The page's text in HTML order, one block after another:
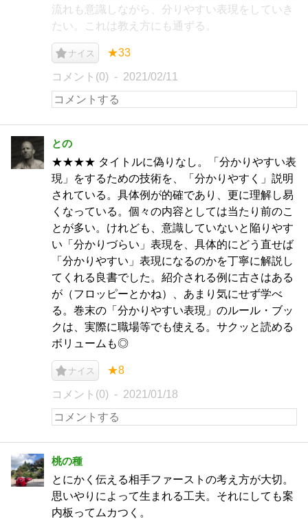
流れも意識しながら、分りやすい表現をしていき
たい。これは教え方にも通ずる。
ナイス ★33
コメント(0) 2021/02/11
との
★★★★ タイトルに偽りなし。「分かりやすい表
現」をするための技術を、「分かりやすく」説明
されている。具体例が的確であり、更に理解し易
くなっている。個々の内容としては当たり前のこ
とが多い。けれども、意識していないと陥りやす
い「分かりづらい」表現を、具体的にどう直せば
「分かりやすい」表現になるのかを丁寧に解説し
てくれる良書でした。紹介される例に古さはある
が（フロッピーとかね）、あまり気にせず学べ
る。巻末の「分かりやすい表現」のルール・ブッ
クは、実際に職場等でも使える。サクッと読める
ボリュームも◎
ナイス ★8
コメント(0) 2021/01/18
桃の種
とにかく伝える相手ファーストの考え方が大切。
思いやりによって生まれる工夫。それにしても案
内板ってムカつく。